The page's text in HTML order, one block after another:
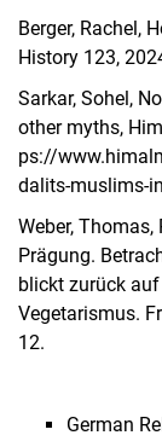
Berger, Rachel,
History 123,
Sarkar, Sohel,
other myths,
ps://
dalits-muslims-
Weber,
Prägung.
blickt zurück
Vegetarismus.
12.
German